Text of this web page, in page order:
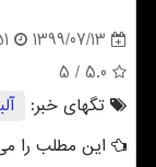
1399/07/13
5.0
/ 5
تگهای خبر:
این مطلب را